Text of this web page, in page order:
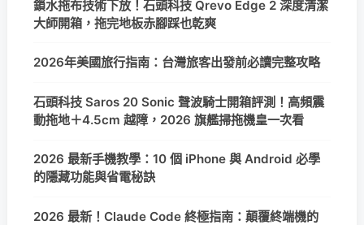
鎖水拖布技術下放！石頭科技 Qrevo Edge 2 深度清潔
大師開箱，拖完地板赤腳踩也乾爽
2026年美國旅行指南：台灣旅客出發前必讀完整攻略
石頭科技 Saros 20 Sonic 聲波騎士開箱評測！高頻震
動拖地＋4.5cm 越障，2026 旗艦掃拖機皇一次看
2026 最新手機教學：10 個 iPhone 與 Android 必學
的隱藏功能與省電秘訣
2026 最新！Claude Code 終極指南：顛覆終端機的